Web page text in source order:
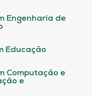
Engenharia de
Educação
Computação e
e